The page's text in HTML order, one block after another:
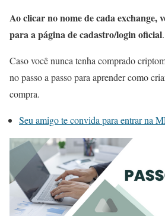
Ao clicar no nome de cada exchange,
para a página de cadastro/login oficial.
Caso você nunca tenha comprado
no passo a passo para aprender como
compra.
Seu amigo te convida para entrar na